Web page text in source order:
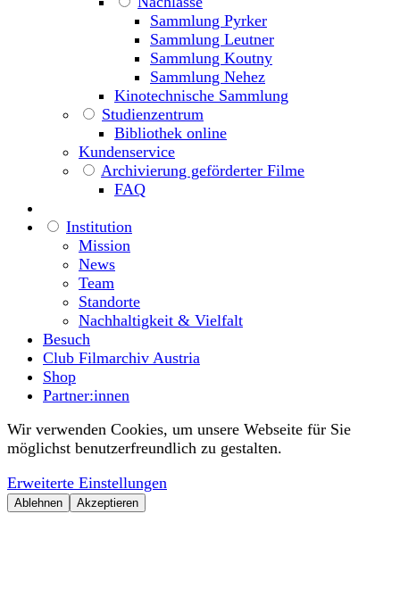
Sammlung Pyrker
Sammlung Leutner
Sammlung Koutny
Sammlung Nehez
Kinotechnische Sammlung
Studienzentrum
Bibliothek online
Kundenservice
Archivierung geförderter Filme
FAQ
Institution
Mission
News
Team
Standorte
Nachhaltigkeit & Vielfalt
Besuch
Club Filmarchiv Austria
Shop
Partner:innen
Wir verwenden Cookies, um unsere Webseite für Sie
möglichst benutzerfreundlich zu gestalten.
Erweiterte Einstellungen
Ablehnen Akzeptieren